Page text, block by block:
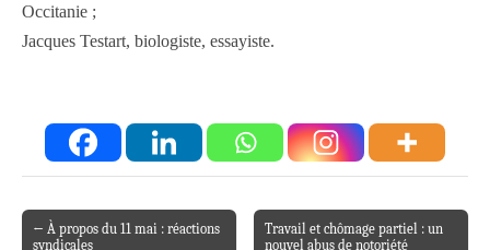
Occitanie ;
Jacques Testart, biologiste, essayiste.
Post navigation
← À propos du 11 mai : réactions
syndicales
Travail et chômage partiel : un
nouvel abus de notoriété